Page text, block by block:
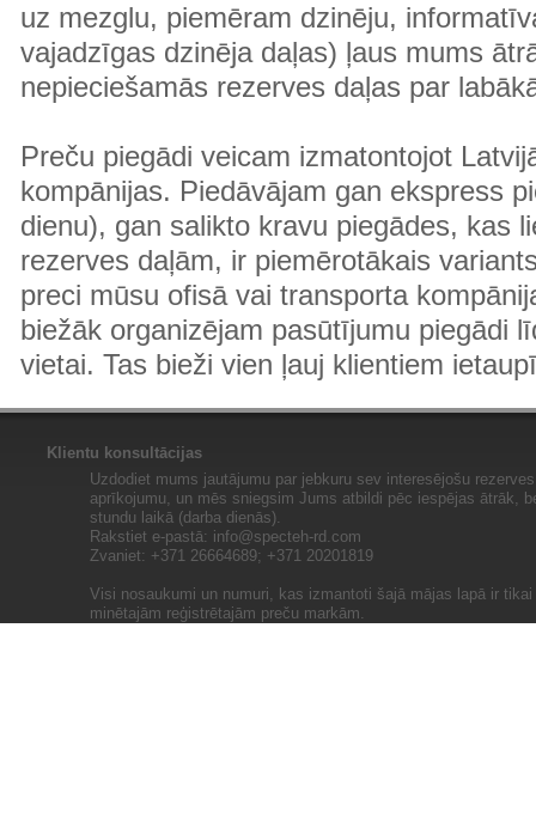
uz mezglu, piemēram dzinēju,
vajadzīgas dzinēja daļas) ļaus mums
nepieciešamās rezerves daļas par
Preču piegādi veicam izmatontojot
kompānijas. Piedāvājam gan ekspress
dienu), gan salikto kravu piegādes, kas
rezerves daļām, ir piemērotākais
preci mūsu ofisā vai transporta
biežāk organizējam pasūtījumu piegādi
vietai. Tas bieži vien ļauj klientiem
Klientu konsultācijas
Uzdodiet mums jautājumu par jebkuru sev interesējošu
aprīkojumu, un mēs sniegsim Jums atbildi pēc iespējas ātrāk,
stundu laikā (darba dienās).
Rakstiet e-pastā: info@specteh-rd.com
Zvaniet: +371 26664689; +371 20201819
Visi nosaukumi un numuri, kas izmantoti šajā mājas lapā ir
minētajām reģistrētajām preču markām.